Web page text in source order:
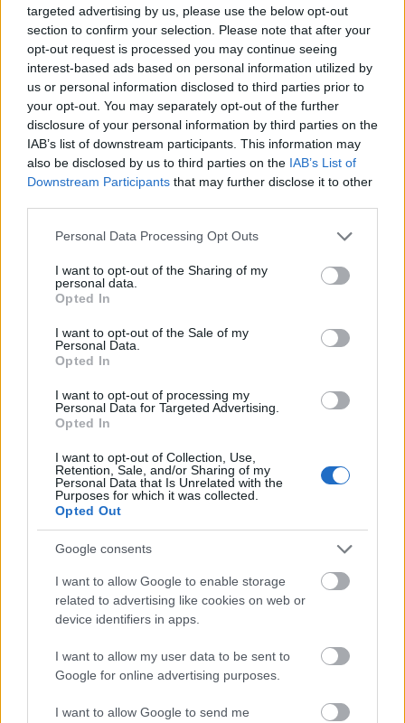
targeted advertising by us, please use the below opt-out
section to confirm your selection. Please note that after your
opt-out request is processed you may continue seeing
interest-based ads based on personal information utilized by
us or personal information disclosed to third parties prior to
your opt-out. You may separately opt-out of the further
disclosure of your personal information by third parties on the
IAB’s list of downstream participants. This information may
also be disclosed by us to third parties on the IAB’s List of
Downstream Participants that may further disclose it to other
Please note that this website/app uses one or more Google
not limited to your visit or usage behaviour. You may click to
grant or deny consent to Google and its third-party tags to
use your data for below specified purposes in below Google
consent section.
Personal Data Processing Opt Outs
I want to opt-out of the Sharing of my
personal data.
Opted In
I want to opt-out of the Sale of my
Personal Data.
Opted In
I want to opt-out of processing my
Personal Data for Targeted Advertising.
Opted In
I want to opt-out of Collection, Use,
Retention, Sale, and/or Sharing of my
Personal Data that Is Unrelated with the
Purposes for which it was collected.
Opted Out
Google consents
I want to allow Google to enable storage
related to advertising like cookies on web or
device identifiers in apps.
I want to allow my user data to be sent to
Google for online advertising purposes.
I want to allow Google to send me
The Sand Suites